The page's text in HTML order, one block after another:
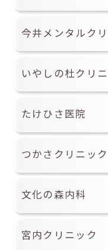
今井メンタルク
いやしの杜クリ
たけひさ医院
つかさクリニック
文化の森内科
宮内クリニック